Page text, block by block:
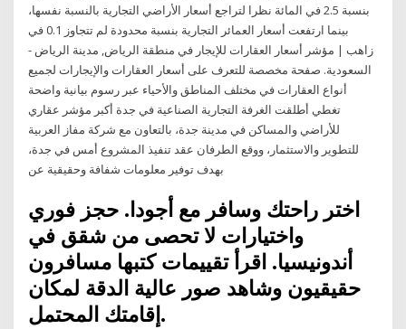
بنسبة 2.5 في المائة نظرا لتراجع أسعار الأراضي التجارية بالنسبة نفسها،
بينما ارتفعت أسعار العمائر التجارية بنسبة محدودة لم تتجاوز 0.1 في
زاهب | مؤشر أسعار العقارات للإيجار في منطقة الرياض, مدينة الرياض -
السعودية. صفحة مخصصة للتعرف على أسعار العقارات والإيجارات لجميع
أنواع العقارات في مختلف المناطق والأحياء عبر رسوم بيانية واضحة
تغطي أطلقت الغرفة التجارية الصناعية في جدة أكبر مؤشر عقاري
للأراضي والمساكن في مدينة جدة، بالتعاون مع شركة مفاز العربية
للتطوير والاستثمار، ووقع الطرفان عقد تنفيذ المشروع أمس في جدة،
بهدف توفير معلومات شفافة وحقيقية عن
اختر راحتك وسافر مع أجودا. حجز فوري
واختيارات لا تحصى من شقق في
أندونيسيا. اقرأ تقييمات كتبها مسافرون
حقيقيون وشاهد صور عالية الدقة لمكان
إقامتك المحتمل.